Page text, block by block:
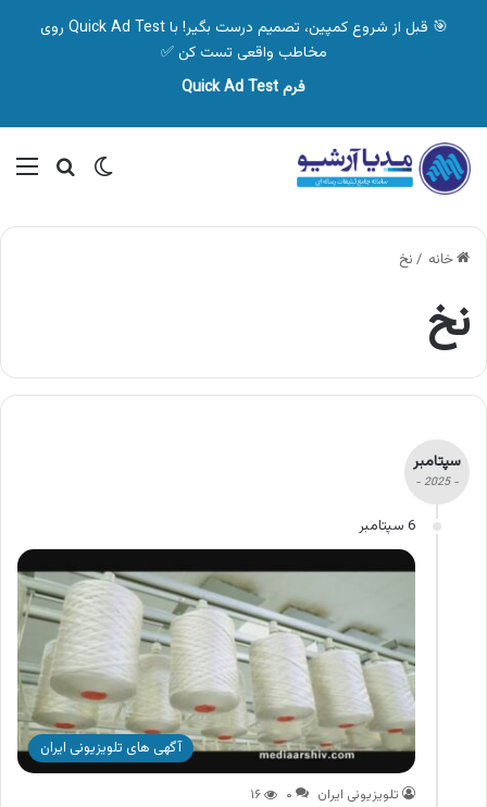
🎯 قبل از شروع کمپین، تصمیم درست بگیر! با Quick Ad Test روی
مخاطب واقعی تست کن ✅
فرم Quick Ad Test
تغییر پوسته
خانه / نخ
نخ
سپتامبر
- 2025 -
6 سپتامبر
آگهی های تلویزیونی ایران
تلویزیونی ایران ۰ ۱۶